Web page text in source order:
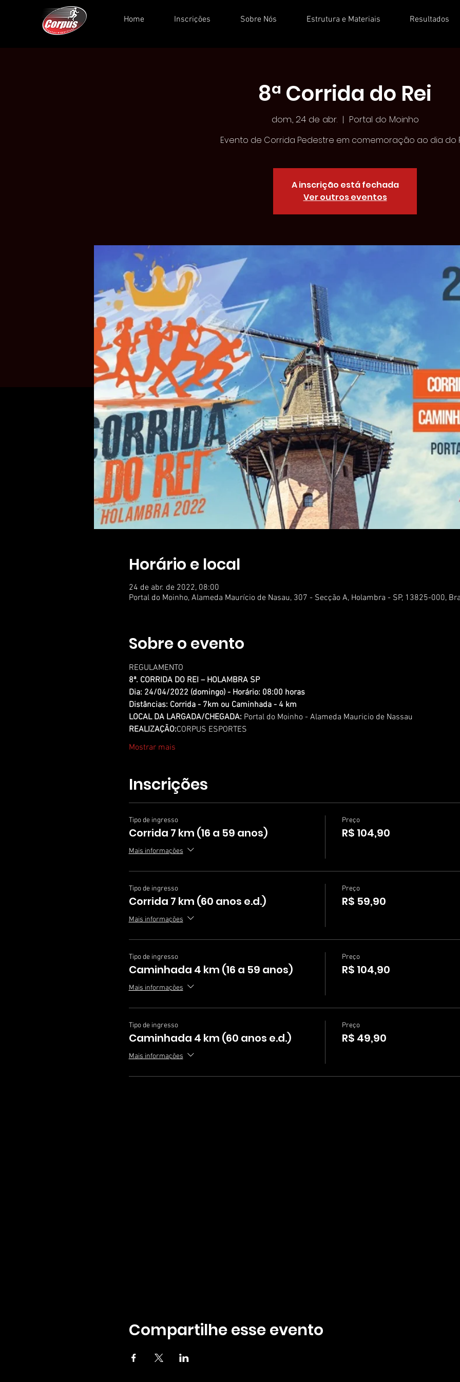
Home Inscrições Sobre Nós Estrutura e Materiais Resultados
8ª Corrida do Rei
dom., 24 de abr.
  |
Portal do Moinho
Evento de Corrida Pedestre em comemoração ao dia do
A inscrição está fechada
Ver outros eventos
Horário e local
24 de abr. de 2022, 08:00
Portal do Moinho, Alameda Maurício de Nasau, 307 - Secção A, Holambra - SP, 13825-000,
Sobre o evento
REGULAMENTO
8ª. CORRIDA DO REI – HOLAMBRA SP
Dia: 24/04/2022 (domingo) - Horário: 08:00 horas
Distâncias: Corrida - 7km ou Caminhada - 4 km
LOCAL DA LARGADA/CHEGADA: Portal do Moinho - Alameda Mauricio de Nassau
REALIZAÇÃO:CORPUS ESPORTES
Mostrar mais
Inscrições
Tipo de ingresso
Corrida 7 km (16 a 59 anos)
Mais informações
Preço
R$ 104,90
Tipo de ingresso
Corrida 7 km (60 anos e.d.)
Mais informações
Preço
R$ 59,90
Tipo de ingresso
Caminhada 4 km (16 a 59 anos)
Mais informações
Preço
R$ 104,90
Tipo de ingresso
Caminhada 4 km (60 anos e.d.)
Mais informações
Preço
R$ 49,90
Compartilhe esse evento